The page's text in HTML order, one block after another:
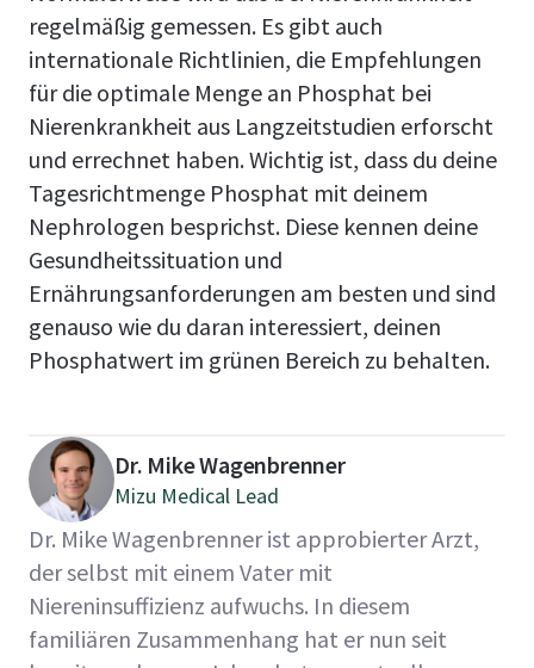
regelmäßig gemessen. Es gibt auch
internationale Richtlinien, die Empfehlungen
für die optimale Menge an Phosphat bei
Nierenkrankheit aus Langzeitstudien erforscht
und errechnet haben. Wichtig ist, dass du deine
Tagesrichtmenge Phosphat mit deinem
Nephrologen besprichst. Diese kennen deine
Gesundheitssituation und
Ernährungsanforderungen am besten und sind
genauso wie du daran interessiert, deinen
Phosphatwert im grünen Bereich zu behalten.
Dr. Mike Wagenbrenner
Mizu Medical Lead
Dr. Mike Wagenbrenner ist approbierter Arzt,
der selbst mit einem Vater mit
Niereninsuffizienz aufwuchs. In diesem
familiären Zusammenhang hat er nun seit